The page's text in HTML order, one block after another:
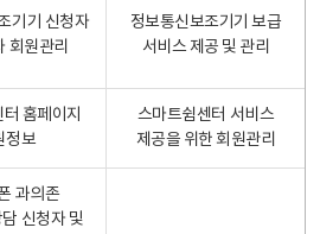
기기 신청자
회원관리
정보통신보조기기 보급
서비스 제공 및 관리
홈페이지
정보
스마트쉼센터 서비스
제공을 위한 회원관리
과의존
신청자 및